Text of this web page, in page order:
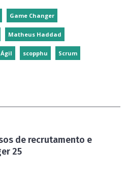
Game Changer
Matheus Haddad
Ágil scopphu Scrum
de recrutamento e
25